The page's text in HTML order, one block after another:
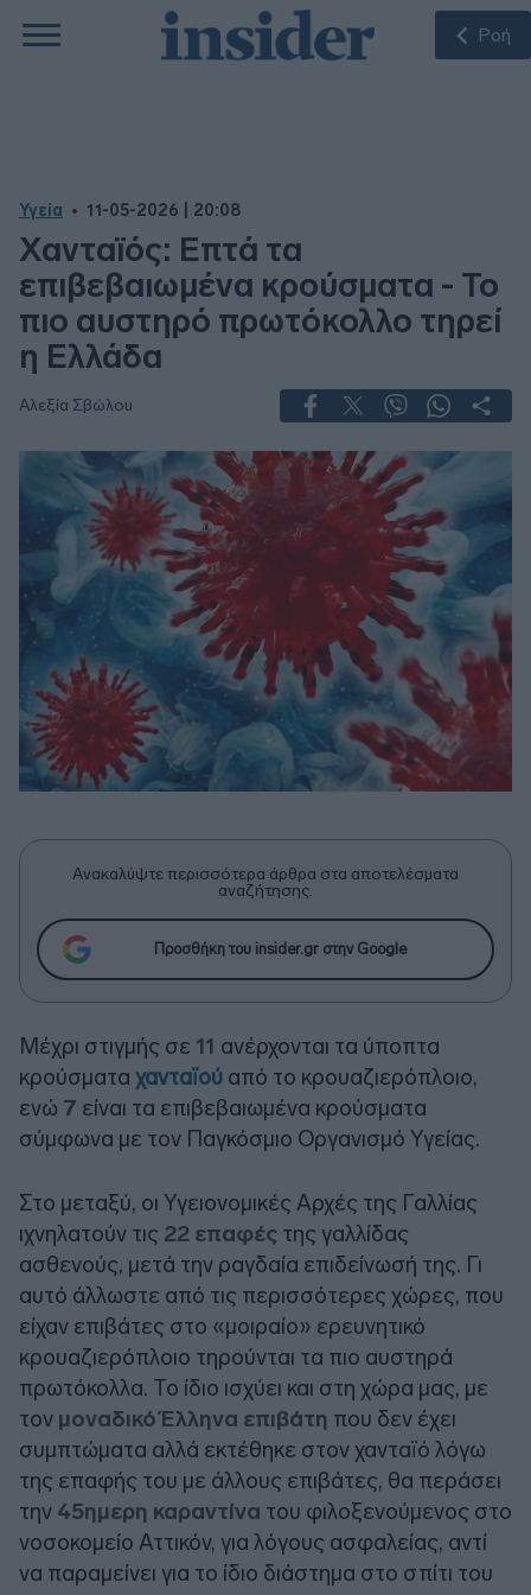
Ροή
Υγεία 11-05-2026 | 20:08
Χανταϊός: Επτά τα
επιβεβαιωμένα κρούσματα - Το
πιο αυστηρό πρωτόκολλο τηρεί
η Ελλάδα
Αλεξία Σβώλου
Ανακαλύψτε περισσότερα άρθρα στα αποτελέσματα
αναζήτησης.
Προσθήκη του insider.gr στην Google
Μέχρι στιγμής σε 11 ανέρχονται τα ύποπτα
κρούσματα χανταϊού από το κρουαζιερόπλοιο,
ενώ 7 είναι τα επιβεβαιωμένα κρούσματα
σύμφωνα με τον Παγκόσμιο Οργανισμό Υγείας.
Στο μεταξύ, οι Υγειονομικές Αρχές της Γαλλίας
ιχνηλατούν τις 22 επαφές της γαλλίδας
ασθενούς, μετά την ραγδαία επιδείνωσή της. Γι
αυτό άλλωστε από τις περισσότερες χώρες, που
είχαν επιβάτες στο «μοιραίο» ερευνητικό
κρουαζιερόπλοιο τηρούνται τα πιο αυστηρά
πρωτόκολλα. Το ίδιο ισχύει και στη χώρα μας, με
τον μοναδικό Έλληνα επιβάτη που δεν έχει
συμπτώματα αλλά εκτέθηκε στον χανταϊό λόγω
της επαφής του με άλλους επιβάτες, θα περάσει
την 45ημερη καραντίνα του φιλοξενούμενος στο
νοσοκομείο Αττικόν, για λόγους ασφαλείας, αντί
να παραμείνει για το ίδιο διάστημα στο σπίτι του